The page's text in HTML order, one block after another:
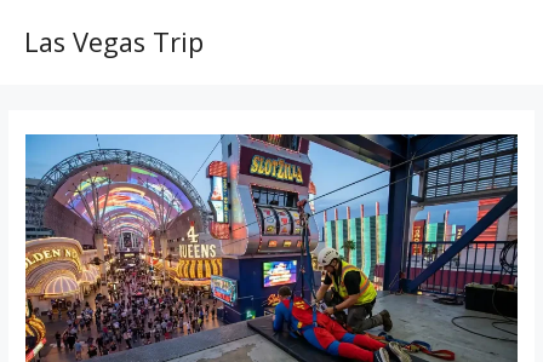
contenu
Las Vegas Trip